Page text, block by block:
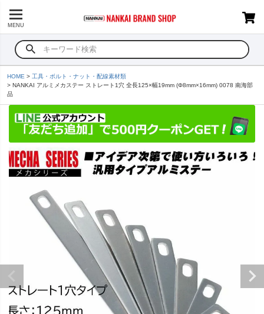
MENU
HOME
工具・ボルト・ナット・配線素材類
NANKAI アルミメカステー ストレート1穴 全長125×幅19mm (Φ8mm×16mm) 0078 南海部
品